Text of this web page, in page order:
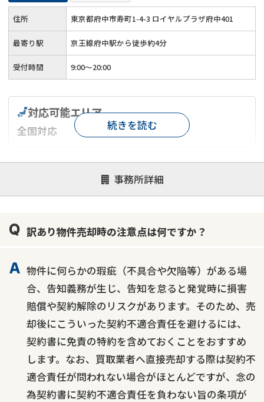
住所 東京都府中市寿町1-4-3 ロイヤルプラザ府中401
最寄り駅 京王線府中駅から徒歩約4分
受付時間 9:00～20:00
事務所詳細
対応可能エリア
全国対応
対応が親身 オンライン面談可能
レスポンスが早い
1億円以上の買取可
続きを読む
訳あり物件売却時の注意点は何ですか？
物件に何らかの瑕疵（不具合や欠陥等）がある場
合、告知義務が生じ、告知を怠ると発覚時に損害
賠償や契約解除のリスクがあります。そのため、売
却後にこういった契約不適合責任を避けるには、
契約書に免責の特約を含めておくことをおすすめ
します。なお、買取業者へ直接売却する際は契約不
適合責任が問われない場合がほとんどですが、念の
為契約書に契約不適合責任を負わない旨の条項が